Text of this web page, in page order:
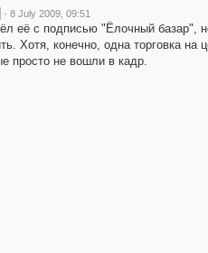
· 8 July 2009, 09:51
её с подписью "Ёлочный базар",
Хотя, конечно, одна торговка
просто не вошли в кадр.